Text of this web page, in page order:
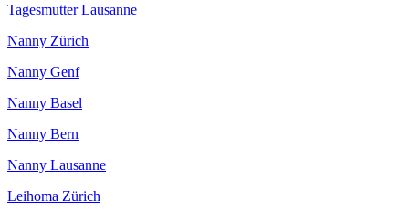
Tagesmutter Lausanne
Nanny Zürich
Nanny Genf
Nanny Basel
Nanny Bern
Nanny Lausanne
Leihoma Zürich